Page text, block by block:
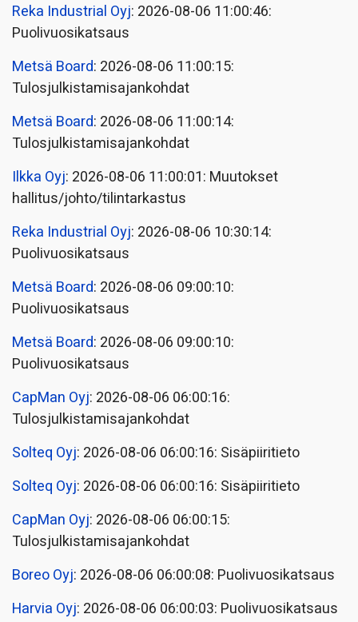
Reka Industrial Oyj: 2026-08-06 11:00:46:
Puolivuosikatsaus
Metsä Board: 2026-08-06 11:00:15:
Tulosjulkistamisajankohdat
Metsä Board: 2026-08-06 11:00:14:
Tulosjulkistamisajankohdat
Ilkka Oyj: 2026-08-06 11:00:01: Muutokset
hallitus/johto/tilintarkastus
Reka Industrial Oyj: 2026-08-06 10:30:14:
Puolivuosikatsaus
Metsä Board: 2026-08-06 09:00:10:
Puolivuosikatsaus
Metsä Board: 2026-08-06 09:00:10:
Puolivuosikatsaus
CapMan Oyj: 2026-08-06 06:00:16:
Tulosjulkistamisajankohdat
Solteq Oyj: 2026-08-06 06:00:16: Sisäpiiritieto
Solteq Oyj: 2026-08-06 06:00:16: Sisäpiiritieto
CapMan Oyj: 2026-08-06 06:00:15:
Tulosjulkistamisajankohdat
Boreo Oyj: 2026-08-06 06:00:08: Puolivuosikatsaus
Harvia Oyj: 2026-08-06 06:00:03: Puolivuosikatsaus